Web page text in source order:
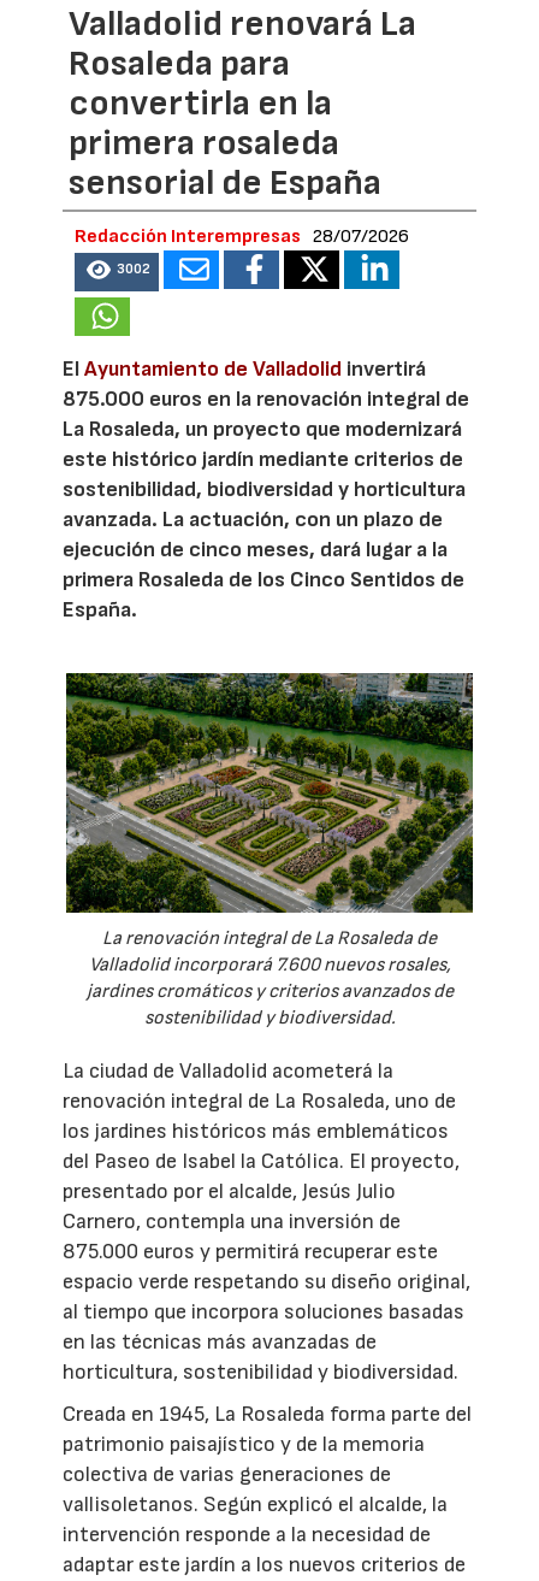
Valladolid renovará La
Rosaleda para
convertirla en la
primera rosaleda
sensorial de España
Redacción Interempresas 28/07/2026
3002
ElAyuntamiento de Valladolid invertirá
875.000 euros en la renovación integral de
La Rosaleda, un proyecto que modernizará
este histórico jardín mediante criterios de
sostenibilidad, biodiversidad y horticultura
avanzada. La actuación, con un plazo de
ejecución de cinco meses, dará lugar a la
primera Rosaleda de los Cinco Sentidos de
España.
La renovación integral de La Rosaleda de
Valladolid incorporará 7.600 nuevos rosales,
jardines cromáticos y criterios avanzados de
sostenibilidad y biodiversidad.
La ciudad de Valladolid acometerá la
renovación integral de La Rosaleda, uno de
los jardines históricos más emblemáticos
del Paseo de Isabel la Católica. El proyecto,
presentado por el alcalde, Jesús Julio
Carnero, contempla una inversión de
875.000 euros y permitirá recuperar este
espacio verde respetando su diseño original,
al tiempo que incorpora soluciones basadas
en las técnicas más avanzadas de
horticultura, sostenibilidad y biodiversidad.
Creada en 1945, La Rosaleda forma parte del
patrimonio paisajístico y de la memoria
colectiva de varias generaciones de
vallisoletanos. Según explicó el alcalde, la
intervención responde a la necesidad de
adaptar este jardín a los nuevos criterios de